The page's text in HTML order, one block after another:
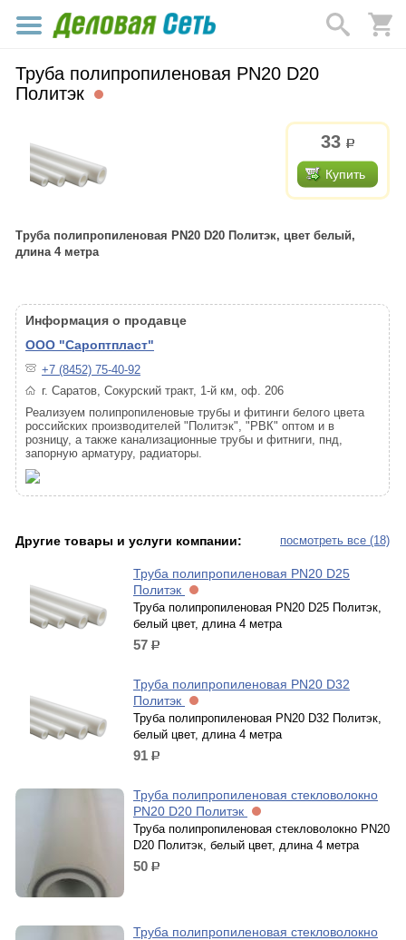
Труба полипропиленовая PN20 D20
Политэк
33 р.
Купить
Труба полипропиленовая PN20 D20 Политэк, цвет белый,
длина 4 метра
Информация о продавце
ООО "Сароптпласт"
+7 (8452) 75-40-92
г. Саратов, Сокурский тракт, 1-й км, оф. 206
Реализуем полипропиленовые трубы и фитинги белого цвета
российских производителей "Политэк", "РВК" оптом и в
розницу, а также канализационные трубы и фитниги, пнд,
запорную арматуру, радиаторы.
посмотреть все (18)
Другие товары и услуги компании:
Труба полипропиленовая PN20 D25
Политэк
Труба полипропиленовая PN20 D25 Политэк,
белый цвет, длина 4 метра
57 р.
Труба полипропиленовая PN20 D32
Политэк
Труба полипропиленовая PN20 D32 Политэк,
белый цвет, длина 4 метра
91 р.
Труба полипропиленовая стекловолокно
PN20 D20 Политэк
Труба полипропиленовая стекловолокно PN20
D20 Политэк, белый цвет, длина 4 метра
50 р.
Труба полипропиленовая стекловолокно